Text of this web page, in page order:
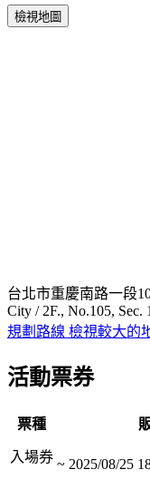
檢視地圖
台北市重慶南路一段
City / 2F., No.105, Sec.
規劃路線 檢視較大的
活動票券
票種
入場券 ~ 2025/08/25